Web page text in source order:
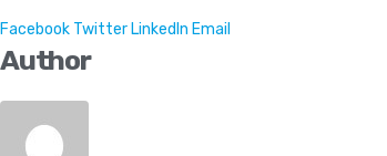
Facebook Twitter LinkedIn Email
Author